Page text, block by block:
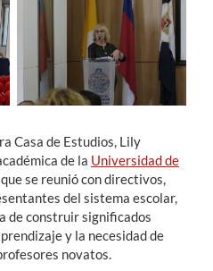
Casa de Estudios, Lily
de la Universidad de
se reunió con directivos,
del sistema escolar,
de construir significados
y la necesidad de
novatos.